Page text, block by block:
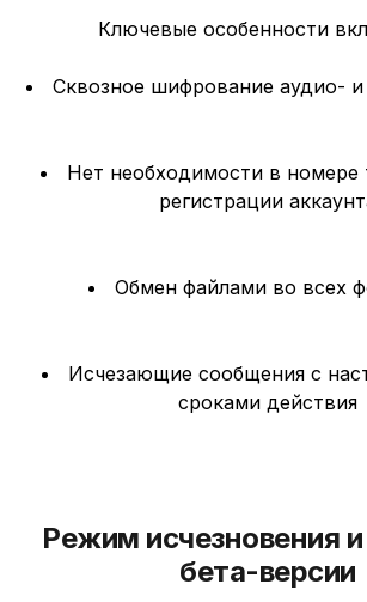
Ключевые особенности
Сквозное шифрование аудио-
Нет необходимости в номере
регистрации
Обмен файлами во всех
Исчезающие сообщения с
сроками действия
Режим исчезновения
бета-версии